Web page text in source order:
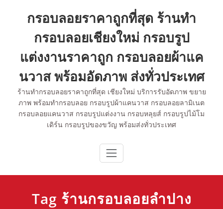
กรอบลอยราคาถูกที่สุด ร้านทำ
กรอบลอยเชียงใหม่ กรอบรูป
แต่งงานราคาถูก กรอบลอยผ้าแค
นวาส พร้อมอัดภาพ ส่งทั่วประเทศ
ร้านทำกรอบลอยราคาถูกที่สุด เชียงใหม่ บริการรับอัดภาพ ขยาย
ภาพ พร้อมทำกรอบลอย กรอบรูปผ้าแคนวาส กรอบลอยลามิเนต
กรอบลอยแคนวาส กรอบรูปแต่งงาน กรอบหลุยส์ กรอบรูปไม้โม
เดิร์น กรอบรูปของขวัญ พร้อมส่งทั่วประเทศ
Tag ร้านกรอบลอยลำปาง